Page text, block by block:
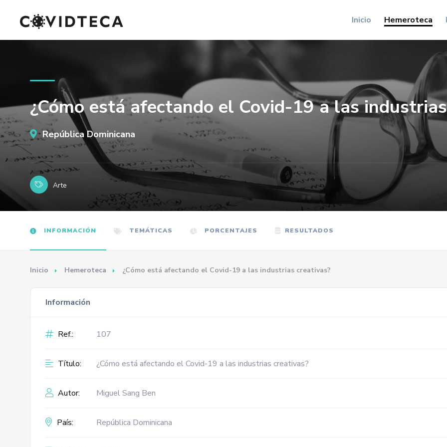
Inicio Hemeroteca
¿Cómo está afectando el Covid-19 a las
República Dominicana
Arte
INFORMACIÓN TEMÁTICAS PORCENTAJES RESULTADOS
Inicio Hemeroteca ¿Cómo está afectando el Covid-19 a las industrias creativas?
Información
Ref.: 107
Título: ¿Cómo está afectando el Covid-19 a las industrias creativas?
Autor: Miguel Sang Ben
País: República Dominicana